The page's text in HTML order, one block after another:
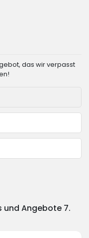
das wir verpasst
und Angebote 7.